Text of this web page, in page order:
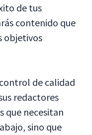
de tus
contenido que
objetivos
de calidad
redactores
que necesitan
sino que